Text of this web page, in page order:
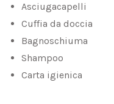
Asciugacapelli
Cuffia da doccia
Bagnoschiuma
Shampoo
Carta igienica